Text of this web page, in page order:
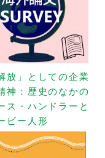
放」としての企業
神：歴史のなかの
ス・ハンドラーと
ビー人形